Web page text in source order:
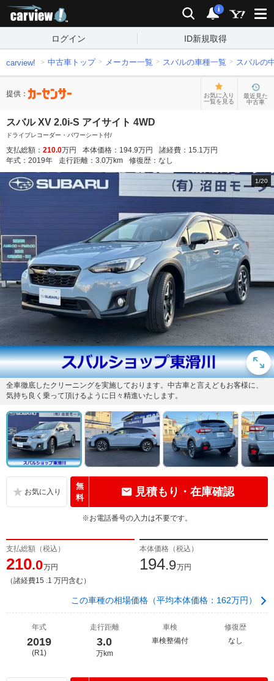
検索 通知
i
ログイン ID新規取得
carview! 中古車トップ メーカー一覧 スバルの車種一覧 スバルの
提供：
お気に入り
一覧を見る
最近見た
中古車
スバル XV 2.0i-S アイサイト 4WD
ドライブレコーダー・パワーシート付/
支払総額： 210.0万円 本体価格： 194.9万円 諸経費： 15.1万円
年式： 2019年 走行距離： 3.0万km 修復歴： なし
1/20
全車徹底したクリーニングを実施しております。中古車と言えどもお客様に、
気持ち良く乗って頂けるように日々精進いたします。
無
料
見積もり・在庫確認
※お電話番号の入力は不要です。
支払総額（税込）
210.0万円
（諸経費15 .1 万円含む）
本体価格（税込）
194.9万円
この車種の相場価格（平均本体価格：162万円）
年式
2019
(R1)
走行距離
3.0
万km
車検
車検整備付
修復歴
なし